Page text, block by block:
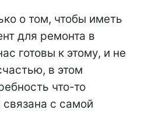
о том, чтобы иметь
для ремонта в
готовы к этому, и не
в этом
что-то
связана с самой